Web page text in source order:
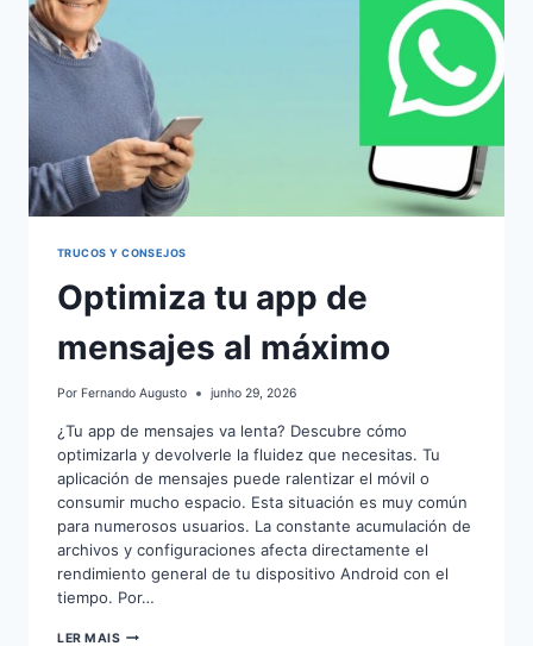
TRUCOS Y CONSEJOS
Optimiza tu app de
mensajes al máximo
Por Fernando Augusto junho 29, 2026
¿Tu app de mensajes va lenta? Descubre cómo
optimizarla y devolverle la fluidez que necesitas. Tu
aplicación de mensajes puede ralentizar el móvil o
consumir mucho espacio. Esta situación es muy común
para numerosos usuarios. La constante acumulación de
archivos y configuraciones afecta directamente el
rendimiento general de tu dispositivo Android con el
tiempo. Por…
LER MAISOPTIMIZA